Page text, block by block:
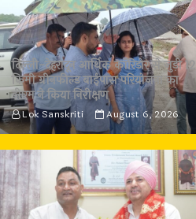
दिल्ली-देहरादून आर्थिक कॉरिडोर से जुड़ी 12
किमी ग्रीनफील्ड बाईपास परियोजना का
डीएम ने किया निरीक्षण
Lok Sanskriti August 6, 2026